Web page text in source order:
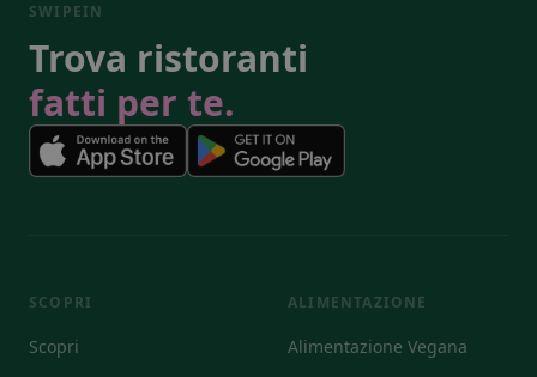
SWIPEIN
Trova ristoranti
fatti per te.
SCOPRI
Scopri
ALIMENTAZIONE
Alimentazione Vegana